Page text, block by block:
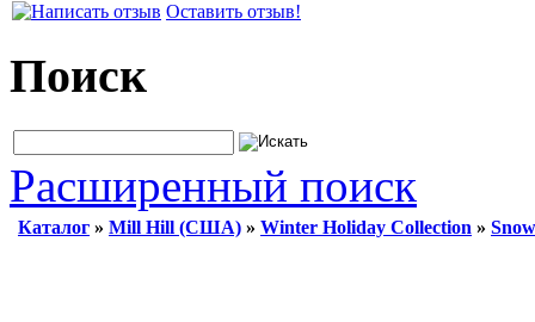
Оставить отзыв!
Поиск
Расширенный поиск
Каталог » Mill Hill (США) » Winter Holiday Collection »